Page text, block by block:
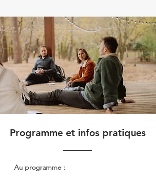
Programme et infos pratiques
Au programme :